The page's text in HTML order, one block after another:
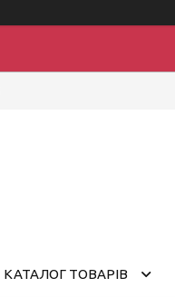
КАТАЛОГ ТОВАРІВ